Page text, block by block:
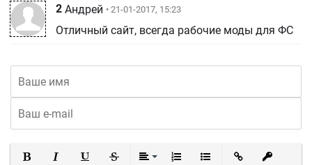
2 Андрей • 21-01-2017, 15:23
Отличный сайт, всегда рабочие моды для ФС